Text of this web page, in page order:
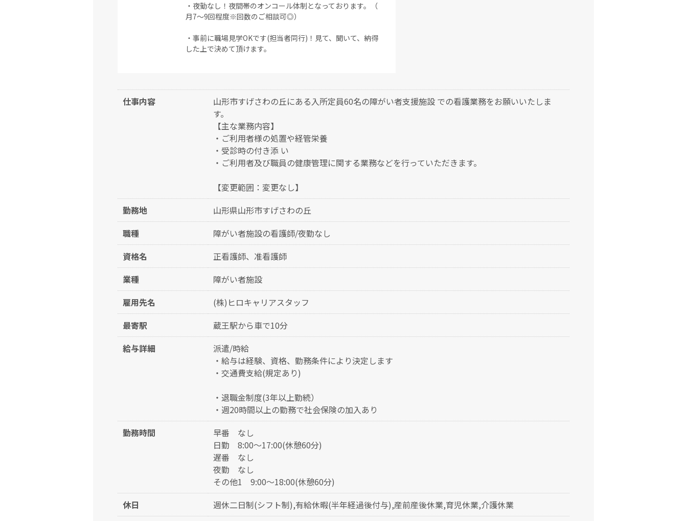
・夜勤なし！夜間帯のオンコール体制となっております。（
月7～9回程度※回数のご相談可◎）
・事前に職場見学OKです(担当者同行)！見て、聞いて、納得
した上で決めて頂けます。
仕事内容
山形市すげさわの丘にある入所定員60名の障がい者支援施設 での看護業務をお願いいたしま
す。
【主な業務内容】
・ご利用者様の処置や経管栄養
・受診時の付き添 い
・ご利用者及び職員の健康管理に関する業務などを行っていただきます。
【変更範囲：変更なし】
勤務地
山形県山形市すげさわの丘
職種
障がい者施設の看護師/夜勤なし
資格名
正看護師、准看護師
業種
障がい者施設
雇用先名
(株)ヒロキャリアスタッフ
最寄駅
蔵王駅から車で10分
給与詳細
派遣/時給
・給与は経験、資格、勤務条件により決定します
・交通費支給(規定あり)
・退職金制度(3年以上勤続）
・週20時間以上の勤務で社会保険の加入あり
勤務時間
早番
なし
日勤
8:00～17:00(休憩60分)
遅番
なし
夜勤
なし
その他1
9:00～18:00(休憩60分)
休日
週休二日制(シフト制),有給休暇(半年経過後付与),産前産後休業,育児休業,介護休業